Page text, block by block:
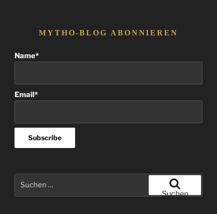
MYTHO-BLOG ABONNIEREN
Name*
Email*
Suchen